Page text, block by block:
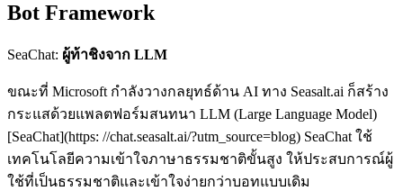
Bot Framework
SeaChat: ผู้ท้าชิงจาก LLM
ขณะที่ Microsoft กำลังวางกลยุทธ์ด้าน AI ทาง Seasalt.ai ก็สร้าง
กระแสด้วยแพลตฟอร์มสนทนา LLM (Large Language Model)
[SeaChat](https: //chat.seasalt.ai/?utm_source=blog) SeaChat ใช้
เทคโนโลยีความเข้าใจภาษาธรรมชาติขั้นสูง ให้ประสบการณ์ผู้
ใช้ที่เป็นธรรมชาติและเข้าใจง่ายกว่าบอทแบบเดิม